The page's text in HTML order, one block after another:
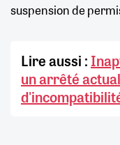
suspension de
Lire aussi :
un arrêté